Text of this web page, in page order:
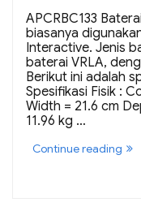
APCRBC133
biasanya
Interactive. Jenis
baterai VRLA,
Berikut ini adalah
Spesifikasi Fisik :
Width = 21.6 cm
11.96 kg …
Continue reading